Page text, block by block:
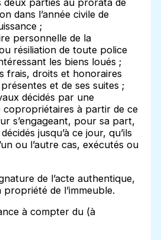
deux parties au prorata de
dans l’année civile de
;
personnelle de la
résiliation de toute police
les biens loués ;
frais, droits et honoraires
et de ses suites ;
décidés par une
copropriétaires à partir de ce
s’engageant, pour sa part,
jusqu’à ce jour, qu’ils
ou l’autre cas, exécutés ou
de l’acte authentique,
propriété de l’immeuble.
à compter du (à